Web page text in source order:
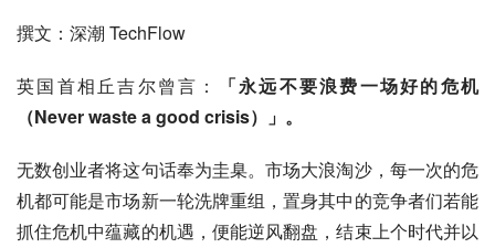
撰文：深潮 TechFlow
英国首相丘吉尔曾言：
「永远不要浪费一场好的危机
（Never waste a good crisis）」。
无数创业者将这句话奉为圭臬。市场大浪淘沙，每一次的危
机都可能是市场新一轮洗牌重组，置身其中的竞争者们若能
抓住危机中蕴藏的机遇，便能逆风翻盘，结束上个时代并以